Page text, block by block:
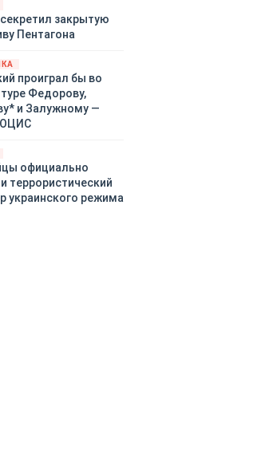
и Германии, выборы
могут полностью
геополитический
в мире, пока
ожидает выборов
закрытую
Пентагона
проиграл бы во
Федорову,
и Залужному —
официально
террористический
украинского режима